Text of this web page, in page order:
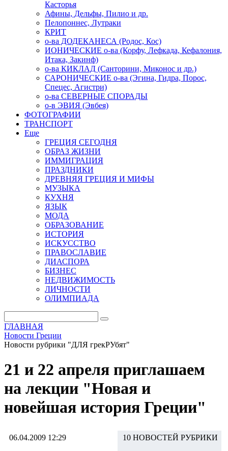
Касторья
Афины, Дельфы, Пилио и др.
Пелопоннес, Лутраки
КРИТ
о-ва ДОДЕКАНЕСА (Родос, Кос)
ИОНИЧЕСКИЕ о-ва (Корфу, Лефкада, Кефалония,
Итака, Закинф)
о-ва КИКЛАД (Санторини, Миконос и др.)
САРОНИЧЕСКИЕ о-ва (Эгина, Гидра, Порос,
Спецес, Агистри)
о-ва СЕВЕРНЫЕ СПОРАДЫ
о-в ЭВИЯ (Эвбея)
ФОТОГРАФИИ
ТРАНСПОРТ
Еще
ГРЕЦИЯ СЕГОДНЯ
ОБРАЗ ЖИЗНИ
ИММИГРАЦИЯ
ПРАЗДНИКИ
ДРЕВНЯЯ ГРЕЦИЯ И МИФЫ
МУЗЫКА
КУХНЯ
ЯЗЫК
МОДА
ОБРАЗОВАНИЕ
ИСТОРИЯ
ИСКУССТВО
ПРАВОСЛАВИЕ
ДИАСПОРА
БИЗНЕС
НЕДВИЖИМОСТЬ
ЛИЧНОСТИ
ОЛИМПИАДА
ГЛАВНАЯ
Новости Греции
Новости рубрики "ДЛЯ грекРУбят"
21 и 22 апреля приглашаем
на лекции "Новая и
новейшая история Греции"
06.04.2009 12:29 10 НОВОСТЕЙ РУБРИКИ